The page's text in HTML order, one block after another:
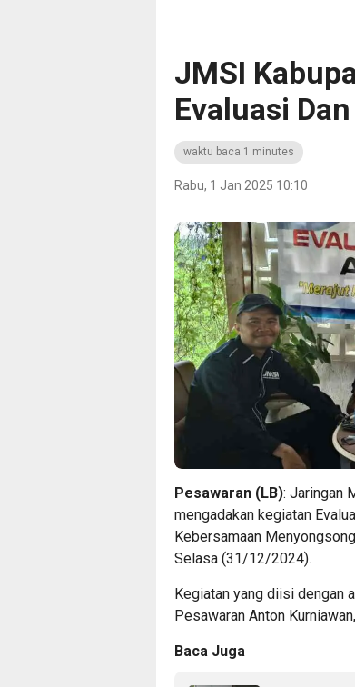
JMSI
Evaluasi
waktu baca 1 minutes
Rabu, 1 Jan 2025 10:10
Pesawaran (LB): Jaringan
mengadakan kegiatan
Kebersamaan
Selasa (31/12/2024).
Kegiatan yang diisi dengan
Pesawaran Anton
Baca Juga